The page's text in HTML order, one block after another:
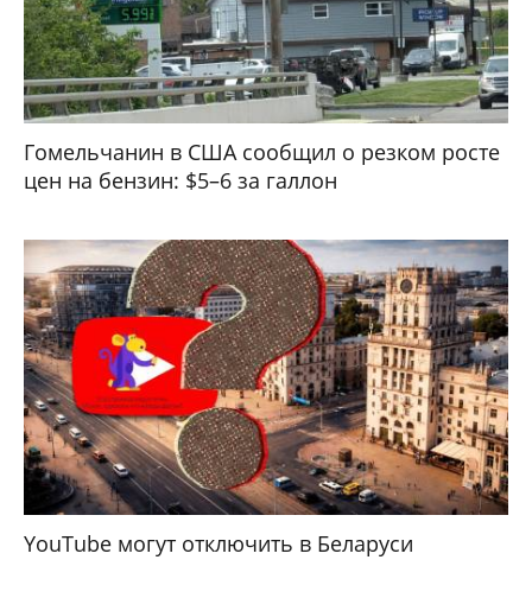
Гомельчанин в США сообщил о резком росте
цен на бензин: $5–6 за галлон
YouTube могут отключить в Беларуси